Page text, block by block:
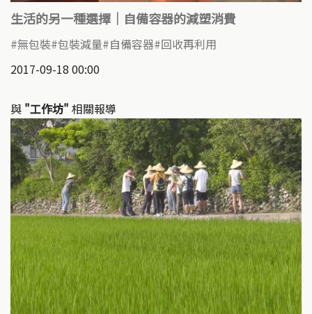
生活的另一種選擇｜自備容器的減塑消費
無包裝 包裝減量 自備容器 回收再利用
2017-09-18 00:00
與 "工作坊" 相關報導